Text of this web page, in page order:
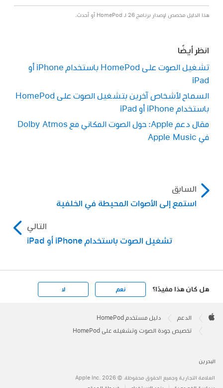
هذا الدليل مخصص لإصدار برنامج 26 لـ HomePod أو أحدث.
انظر أيضًا
تشغيل الصوت على HomePod باستخدام iPhone أو
iPad
السماح لأشخاص آخرين بتشغيل الصوت على HomePod
باستخدام iPhone أو iPad
مقال دعم Apple: حول الصوت المكاني مع Dolby Atmos
في Apple Music
السابق
استمع إلى الأصوات المحيطة في الخلفية
التالي
تشغيل الصوت باستخدام iPhone أو iPad
هل كان هذا مفيدًا؟ نعم لا
Footer

الدعم دليل مستخدم HomePod
تخصيص جودة الصوت وتشغيله على HomePod
البحرين
العلامة التجارية وجميع الحقوق محفوظة. © 2026 ‏.Apple Inc